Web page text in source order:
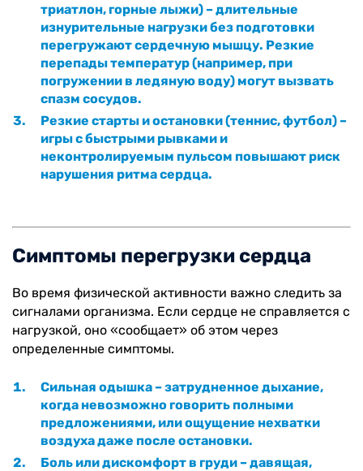
триатлон, горные лыжи) – длительные
изнурительные нагрузки без подготовки
перегружают сердечную мышцу. Резкие
перепады температур (например, при
погружении в ледяную воду) могут вызвать
спазм сосудов.
Резкие старты и остановки (теннис, футбол) –
игры с быстрыми рывками и
неконтролируемым пульсом повышают риск
нарушения ритма сердца.
Симптомы перегрузки сердца
Во время физической активности важно следить за
сигналами организма. Если сердце не справляется с
нагрузкой, оно «сообщает» об этом через
определенные симптомы.
Сильная одышка – затрудненное дыхание,
когда невозможно говорить полными
предложениями, или ощущение нехватки
воздуха даже после остановки.
Боль или дискомфорт в груди – давящая,